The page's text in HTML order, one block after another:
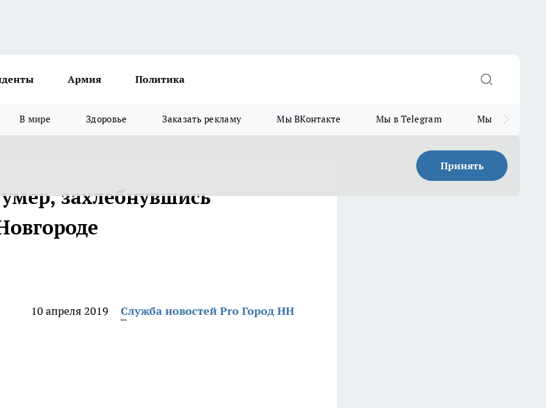
Армия Политика
В мире Здоровье Заказать рекламу Мы ВКонтакте Мы в Telegram Мы в MAX
Принять
захлебнувшись
10 апреля 2019 Служба новостей Pro Город НН